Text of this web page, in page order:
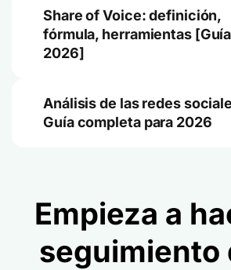
Share of Voice: definición,
fórmula, herramientas [Guía
2026]
Análisis de las redes
Guía completa para 2026
Empieza a
seguimiento